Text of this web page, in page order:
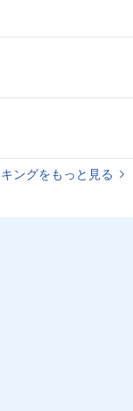
ングをもっと見る